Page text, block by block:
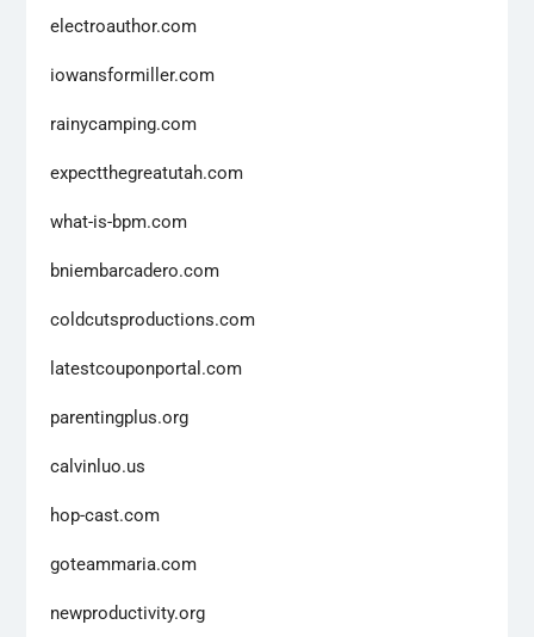
electroauthor.com
iowansformiller.com
rainycamping.com
expectthegreatutah.com
what-is-bpm.com
bniembarcadero.com
coldcutsproductions.com
latestcouponportal.com
parentingplus.org
calvinluo.us
hop-cast.com
goteammaria.com
newproductivity.org